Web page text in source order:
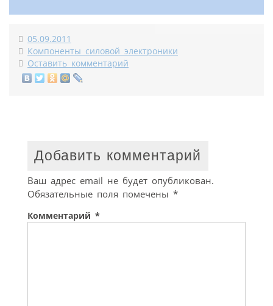
05.09.2011
Компоненты силовой электроники
Оставить комментарий
Добавить комментарий
Ваш адрес email не будет опубликован.
Обязательные поля помечены *
Комментарий *